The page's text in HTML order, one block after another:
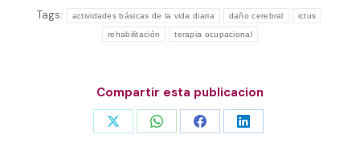
Tags:
actividades básicas de la vida diaria daño cerebral ictus
rehabilitación terapia ocupacional
Compartir esta publicacion
Share Share Share Share